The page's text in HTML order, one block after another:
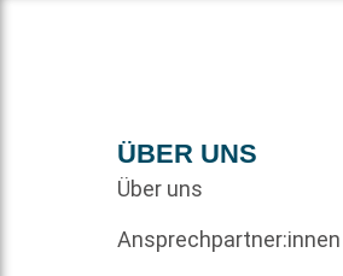
ÜBER UNS
Über uns
Ansprechpartner:innen